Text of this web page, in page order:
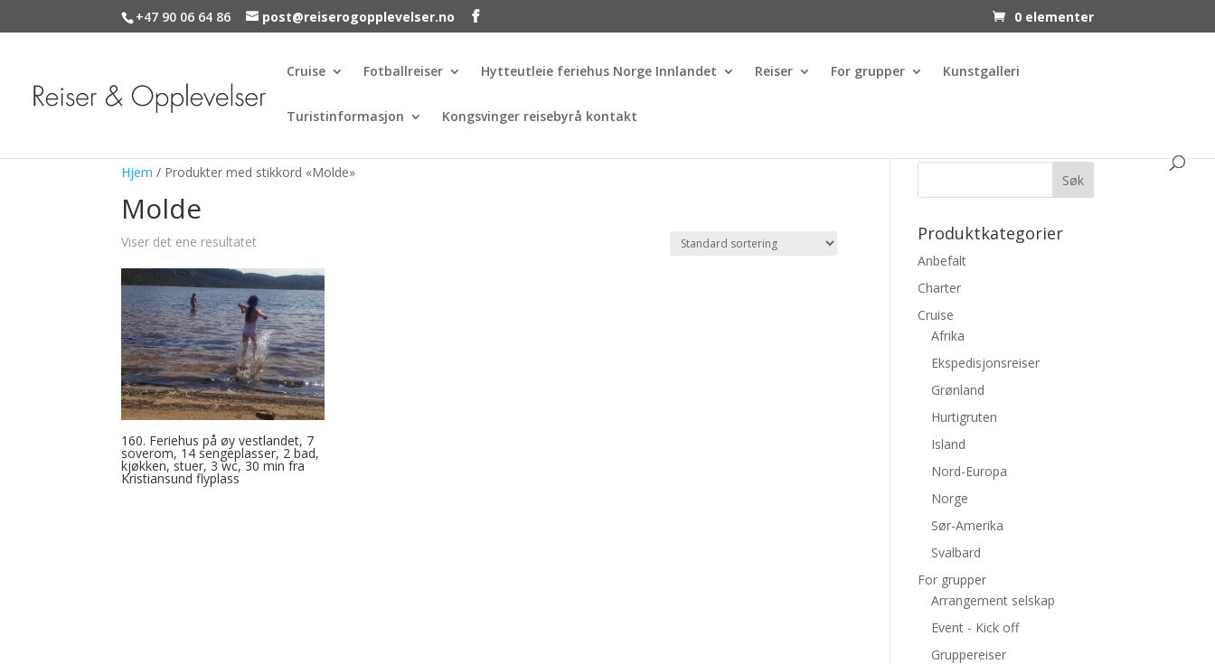
+47 90 06 64 86 post@reiserogopplevelser.no 0 elementer
Cruise Fotballreiser Hytteutleie feriehus Norge Innlandet Reiser For grupper Kunstgalleri
Turistinformasjon Kongsvinger reisebyrå kontakt
Hjem / Produkter med stikkord «Molde»
Molde
Viser det ene resultatet
160. Feriehus på øy vestlandet, 7
soverom, 14 sengeplasser, 2 bad,
kjøkken, stuer, 3 wc, 30 min fra
Kristiansund flyplass
Produktkategorier
Anbefalt
Charter
Cruise
Afrika
Ekspedisjonsreiser
Grønland
Hurtigruten
Island
Nord-Europa
Norge
Sør-Amerika
Svalbard
For grupper
Arrangement selskap
Event - Kick off
Gruppereiser